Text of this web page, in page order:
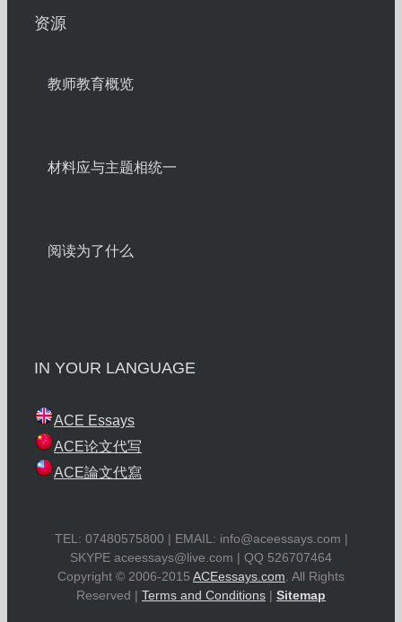
资源
教师教育概览
材料应与主题相统一
阅读为了什么
IN YOUR LANGUAGE
ACE Essays
ACE论文代写
ACE論文代寫
TEL: 07480575800 | EMAIL: info@aceessays.com |
SKYPE aceessays@live.com | QQ 526707464
Copyright © 2006-2015 ACEessays.com . All Rights
Reserved | Terms and Conditions | Sitemap